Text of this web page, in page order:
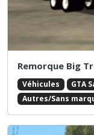
Remorque Big
Véhicules GTA
Autres/Sans